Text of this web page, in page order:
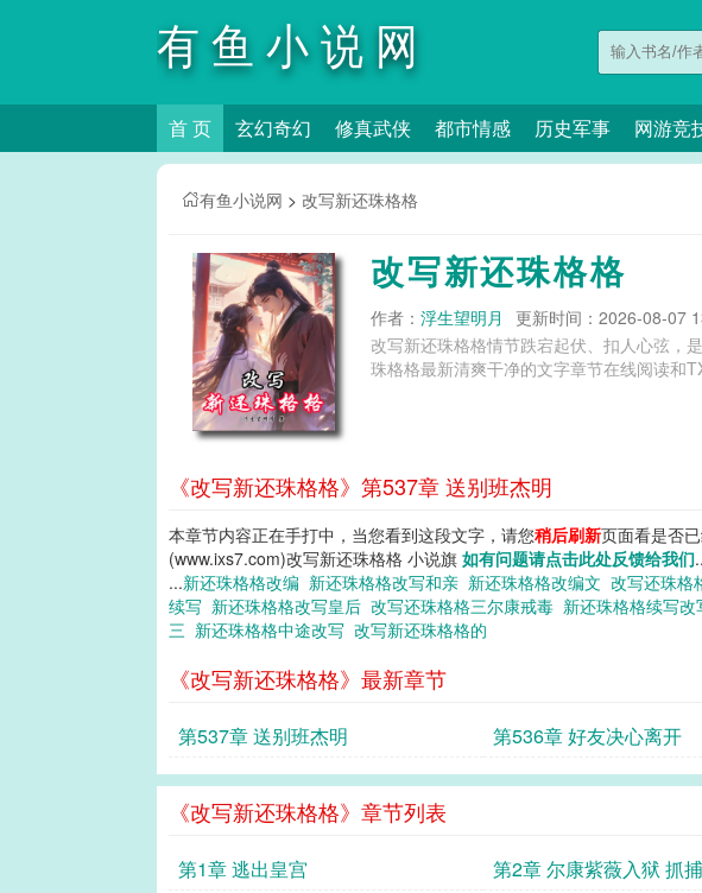
有鱼小说网
首 页 玄幻奇幻 修真武侠 都市情感 历史军事 网游竞
有鱼小说网 > 改写新还珠格格
改写新还珠格格
作者： 浮生望明月
更新时间：2026-08-07
改写新还珠格格情节跌宕起伏、扣人心弦，
珠格格最新清爽干净的文字章节在线阅读和
《改写新还珠格格》第537章 送别班杰明
本章节内容正在手打中，当您看到这段文字，请您稍后刷新页面看是否
(www.ixs7.com)改写新还珠格格 小说旗 如有问题请点击此处反馈给我们
...新还珠格格改编 新还珠格格改写和亲 新还珠格格改编文 改写还珠格
续写 新还珠格格改写皇后 改写还珠格格三尔康戒毒 新还珠格格续写改
三 新还珠格格中途改写 改写新还珠格格的
《改写新还珠格格》最新章节
第537章 送别班杰明 第536章 好友决心离开
《改写新还珠格格》章节列表
第1章 逃出皇宫
第2章 尔康紫薇入狱 抓